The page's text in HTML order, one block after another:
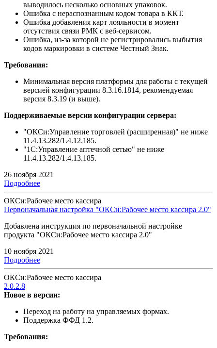
выводилось несколько основных упаковок.
Ошибка с нераспознанным кодом товара в ККТ.
Ошибка добавления карт лояльности в момент
отсутствия связи РМК с веб-сервисом.
Ошибка, из-за которой не регистрировались выбытия
кодов маркировки в системе Честный Знак.
Требования:
Минимальная версия платформы для работы с текущей
версией конфигурации 8.3.16.1814, рекомендуемая
версия 8.3.19 (и выше).
Поддерживаемые версии конфигурации сервера:
"ОКСи:Управление торговлей (расширенная)" не ниже
11.4.13.282/1.4.12.185.
"1С:Управление аптечной сетью" не ниже
11.4.13.282/1.4.13.185.
26 ноября 2021
Подробнее
ОКСи:Рабочее место кассира
Первоначальная настройка "ОКСи:Рабочее место кассира 2.0"
Добавлена инструкция по первоначальной настройке
продукта "ОКСи:Рабочее место кассира 2.0"
10 ноября 2021
Подробнее
ОКСи:Рабочее место кассира
2.0.2.8
Новое в версии:
Переход на работу на управляемых формах.
Поддержка ФФД 1.2.
Требования: